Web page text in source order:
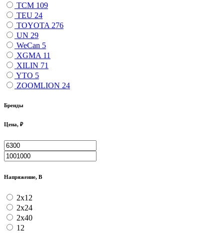
TCM 109
TEU 24
TOYOTA 276
UN 29
WeCan 5
XGMA 11
XILIN 71
YTO 5
ZOOMLION 24
Бренды
Цена, ₽
Напряжение, В
2x12
2x24
2x40
12